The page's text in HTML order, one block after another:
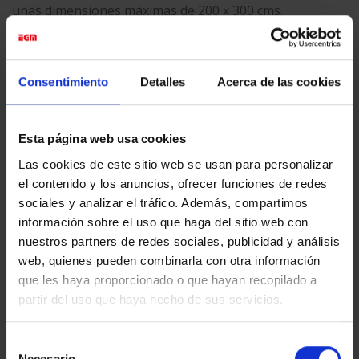
Consentimiento Detalles Acerca de las cookies
Esta página web usa cookies
Las cookies de este sitio web se usan para personalizar
el contenido y los anuncios, ofrecer funciones de redes
sociales y analizar el tráfico. Además, compartimos
información sobre el uso que haga del sitio web con
nuestros partners de redes sociales, publicidad y análisis
web, quienes pueden combinarla con otra información
que les haya proporcionado o que hayan recopilado a
partir del uso que haya hecho de sus servicios.
unas dimensiones máximas de 200 x 300 cms.
Digital Printing
EGM_TEST
EXPOSICIÓN ‘MÁS ALLÁ DE
MAUTHAUSEN. FRANCESC
EXPOSICIÓN ‘SERRAT: 50
AÑOS DE CANCIONES’